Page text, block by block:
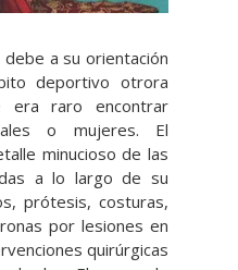
debe a su orientación
deportivo otrora
raro encontrar
o mujeres. El
minucioso de las
a lo largo de su
prótesis, costuras,
por lesiones en
quirúrgicas